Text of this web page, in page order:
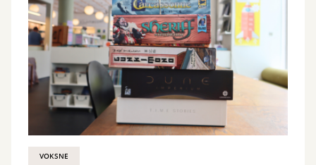
VOKSNE